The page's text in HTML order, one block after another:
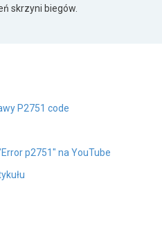
skrzyni biegów.
P2751 code
p2751" na YouTube